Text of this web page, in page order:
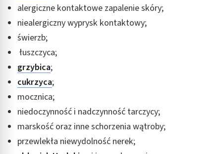
alergiczne kontaktowe zapalenie skóry;
niealergiczny wyprysk kontaktowy;
świerzb;
łuszczyca;
grzybica;
cukrzyca;
mocznica;
niedoczynność i nadczynność tarczycy;
marskość oraz inne schorzenia wątroby;
przewlekła niewydolność nerek;